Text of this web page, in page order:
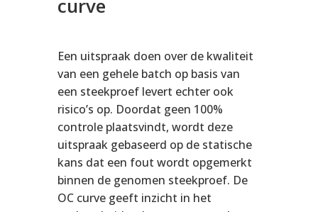
curve
Een uitspraak doen over de kwaliteit
van een gehele batch op basis van
een steekproef levert echter ook
risico’s op. Doordat geen 100%
controle plaatsvindt, wordt deze
uitspraak gebaseerd op de statische
kans dat een fout wordt opgemerkt
binnen de genomen steekproef. De
OC curve geeft inzicht in het